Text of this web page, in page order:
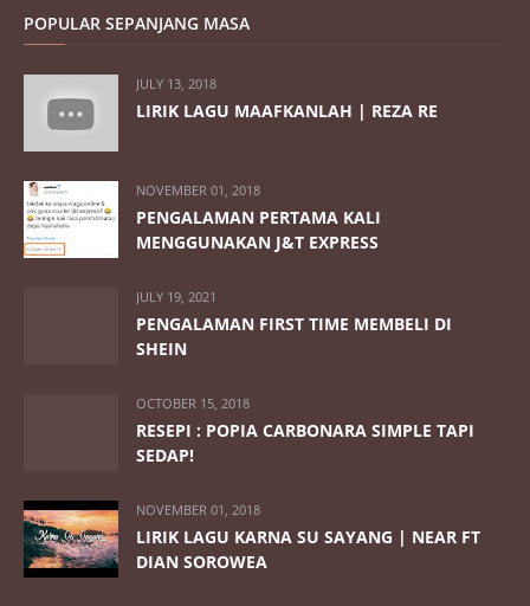
POPULAR SEPANJANG MASA
JULY 13, 2018
LIRIK LAGU MAAFKANLAH | REZA RE
NOVEMBER 01, 2018
PENGALAMAN PERTAMA KALI
MENGGUNAKAN J&T EXPRESS
JULY 19, 2021
PENGALAMAN FIRST TIME MEMBELI DI
SHEIN
OCTOBER 15, 2018
RESEPI : POPIA CARBONARA SIMPLE TAPI
SEDAP!
NOVEMBER 01, 2018
LIRIK LAGU KARNA SU SAYANG | NEAR FT
DIAN SOROWEA